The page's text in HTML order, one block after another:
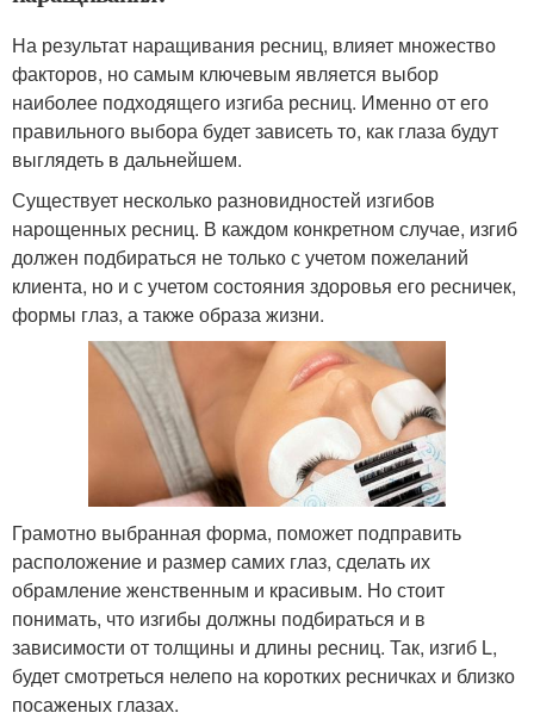
На результат наращивания ресниц, влияет множество
факторов, но самым ключевым является выбор
наиболее подходящего изгиба ресниц. Именно от его
правильного выбора будет зависеть то, как глаза будут
выглядеть в дальнейшем.
Существует несколько разновидностей изгибов
нарощенных ресниц. В каждом конкретном случае, изгиб
должен подбираться не только с учетом пожеланий
клиента, но и с учетом состояния здоровья его ресничек,
формы глаз, а также образа жизни.
Грамотно выбранная форма, поможет подправить
расположение и размер самих глаз, сделать их
обрамление женственным и красивым. Но стоит
понимать, что изгибы должны подбираться и в
зависимости от толщины и длины ресниц. Так, изгиб L,
будет смотреться нелепо на коротких ресничках и близко
посаженых глазах.